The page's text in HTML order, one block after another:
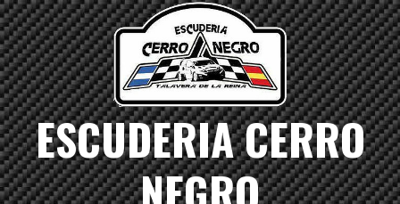
Saltar
al
contenido
ESCUDERIA CERRO